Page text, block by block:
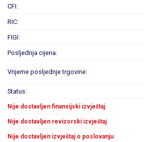
CFI:
RIC:
FIGI:
Posljednja cijena:
Vrijeme posljednje trgovine:
Status:
Nije dostavljen finansijski izvještaj
Nije dostavljen revizorski izvještaj
Nije dostavljen izvještaj o poslovanju